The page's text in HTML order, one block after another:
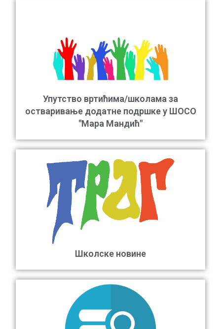
Упутство вртићима/школама за
остваривање додатне подршке у ШОСО
"Мара Мандић"
Школске новине